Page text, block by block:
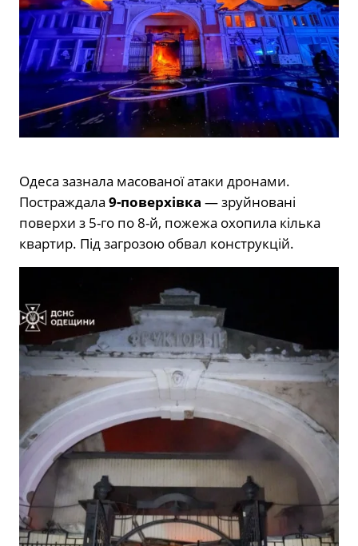
Одеса зазнала масованої атаки дронами.
Постраждала 9-поверхівка — зруйновані
поверхи з 5-го по 8-й, пожежа охопила кілька
квартир. Під загрозою обвал конструкцій.